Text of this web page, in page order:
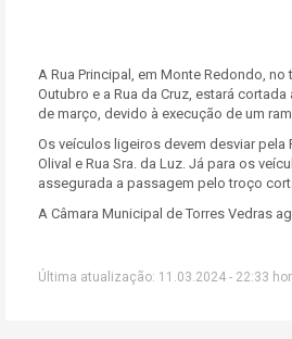
A Rua Principal, em Monte Redondo, no
Outubro e a Rua da Cruz, estará
de março, devido à execução de um
Os veículos ligeiros devem desviar pela
Olival e Rua Sra. da Luz. Já para os
assegurada a passagem pelo troço
A Câmara Municipal de Torres Vedras
Última atualização: 11.03.2024 - 22:33